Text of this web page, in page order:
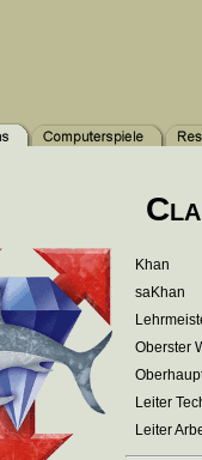
Khan
saKhan
Oberster
Leiter
Leiter